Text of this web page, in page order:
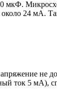
мкФ.
24 мА.
не
ток 5 мА),